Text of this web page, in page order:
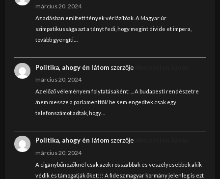
március 20, 2024
Az adásban említett tények vérlázítóak. A Magyar úr
szimpatikussága azt a tényt fedi, hogy megint divide et impera,
tovább gyengíti…
Politika, ahogy én látomszerzője
március 20, 2024
Az előző véleményem folytatásaként: ... A budapesti rendészetre
/nem messze a parlamenttől/ be sem engedtek csak egy
telefonszámot adtak, hogy…
Politika, ahogy én látomszerzője
március 20, 2024
A cigánybűnözőknél csak azok rosszabbak és veszélyesebbek akik
védik és támogatják őket!!! A fidesz magyar kormány jelenleg is ezt